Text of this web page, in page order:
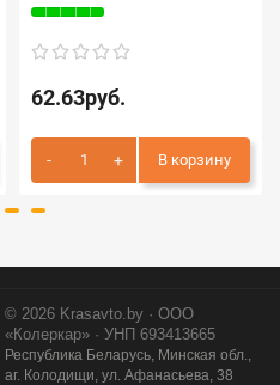
62.63руб.
В корзину
© 2026 Krasavto.by · ООО
«Колеркар» · УНП 693413665
Республика Беларусь, Минская обл.,
аг. Колодищи, ул. Афанасьева, 38